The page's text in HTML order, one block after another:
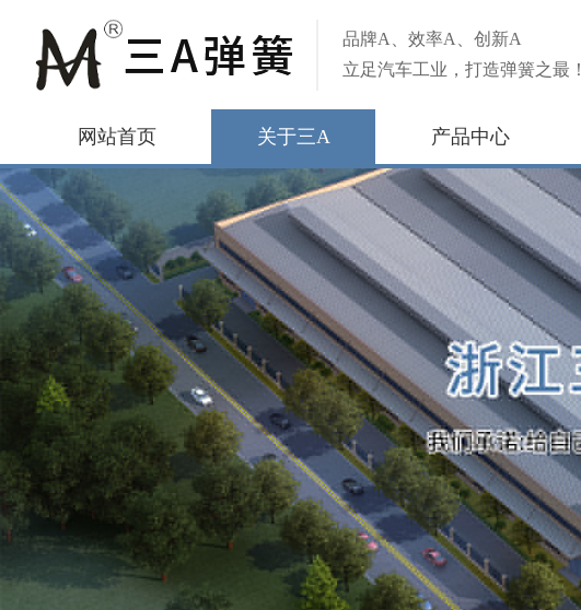
品牌A、效率A、创新A
立足汽车工业，打造弹簧之最！
网站首页 关于三A 产品中心